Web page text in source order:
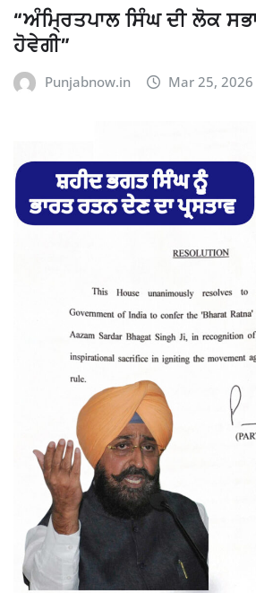
“ਅੰਮ੍ਰਿਤਪਾਲ ਸਿੰਘ ਦੀ ਲੋਕ
ਹੋਵੇਗੀ”
Punjabnow.in Mar 25, 2026